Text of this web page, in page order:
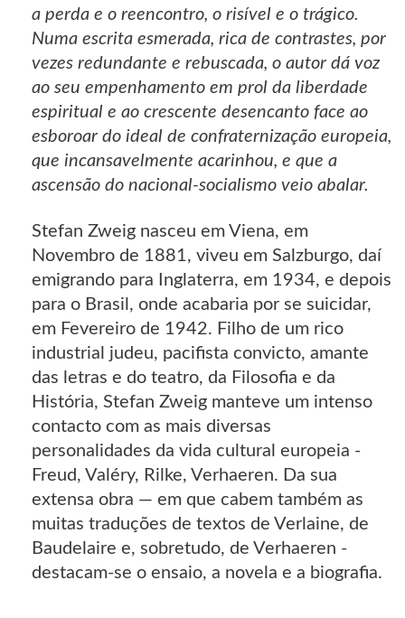
a perda e o reencontro, o risível e o trágico.
Numa escrita esmerada, rica de contrastes, por
vezes redundante e rebuscada, o autor dá voz
ao seu empenhamento em prol da liberdade
espiritual e ao crescente desencanto face ao
esboroar do ideal de confraternização europeia,
que incansavelmente acarinhou, e que a
ascensão do nacional-socialismo veio abalar.
Stefan Zweig nasceu em Viena, em
Novembro de 1881, viveu em Salzburgo, daí
emigrando para Inglaterra, em 1934, e depois
para o Brasil, onde acabaria por se suicidar,
em Fevereiro de 1942. Filho de um rico
industrial judeu, pacifista convicto, amante
das letras e do teatro, da Filosofia e da
História, Stefan Zweig manteve um intenso
contacto com as mais diversas
personalidades da vida cultural europeia -
Freud, Valéry, Rilke, Verhaeren. Da sua
extensa obra — em que cabem também as
muitas traduções de textos de Verlaine, de
Baudelaire e, sobretudo, de Verhaeren -
destacam-se o ensaio, a novela e a biografia.